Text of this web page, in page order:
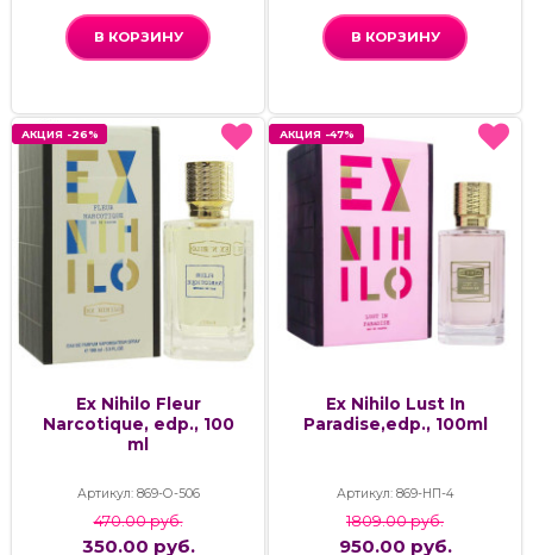
В КОРЗИНУ В КОРЗИНУ
АКЦИЯ -26%
Ex Nihilo Fleur
Narcotique, edp., 100
ml
Артикул: 869-О-506
АКЦИЯ -26%
470.00 руб.
350.00 руб.
АКЦИЯ -47%
Ex Nihilo Lust In
Paradise,edp., 100ml
Артикул: 869-НП-4
АКЦИЯ -47%
1809.00 руб.
950.00 руб.